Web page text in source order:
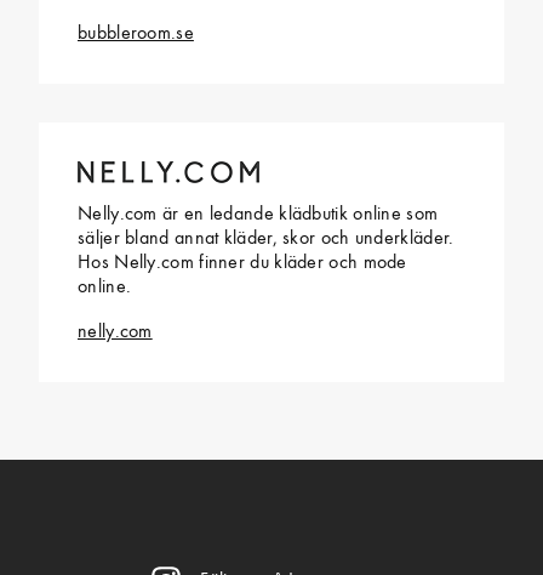
bubbleroom.se
Nelly.com är en ledande klädbutik online som
säljer bland annat kläder, skor och underkläder.
Hos Nelly.com finner du kläder och mode
online.
nelly.com